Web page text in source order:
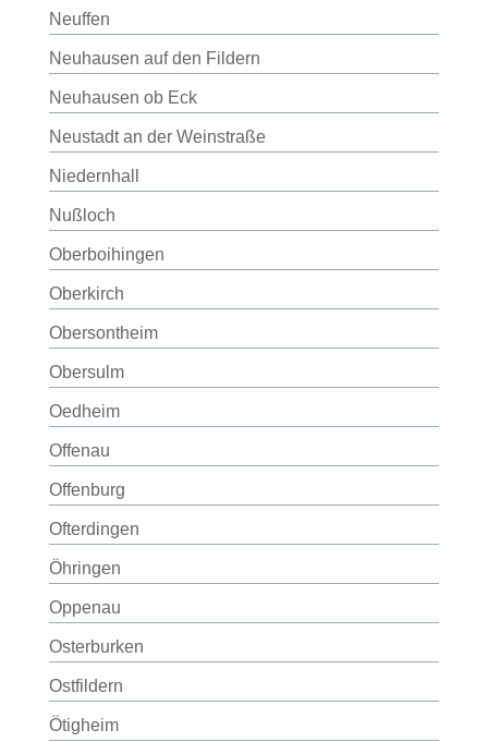
Neuffen
Neuhausen auf den Fildern
Neuhausen ob Eck
Neustadt an der Weinstraße
Niedernhall
Nußloch
Oberboihingen
Oberkirch
Obersontheim
Obersulm
Oedheim
Offenau
Offenburg
Ofterdingen
Öhringen
Oppenau
Osterburken
Ostfildern
Ötigheim